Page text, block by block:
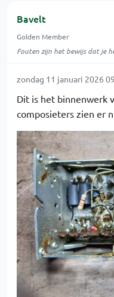
Bavelt
Golden Member
Fouten zijn het bewijs dat je
zondag 11 januari 2026
Dit is het binnenwerk
composieters zien er